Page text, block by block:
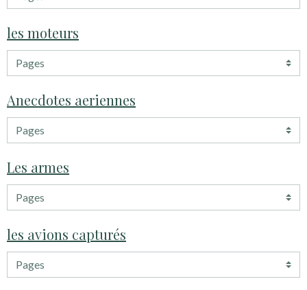
les moteurs
Anecdotes aeriennes
Les armes
les avions capturés